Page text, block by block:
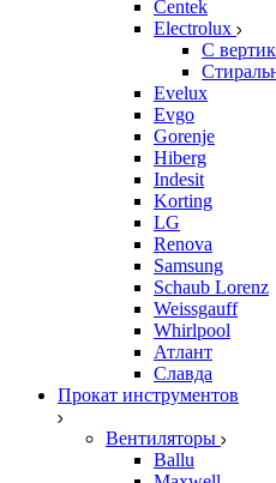
Centek
Electrolux
С
Evelux
Evgo
Gorenje
Hiberg
Indesit
Korting
LG
Renova
Samsung
Schaub Lorenz
Weissgauff
Whirlpool
Атлант
Славда
Прокат инструментов
Вентиляторы
Ballu